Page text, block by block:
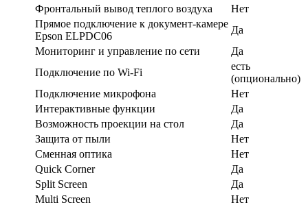
Фронтальный вывод теплого воздуха
Нет
Прямое подключение к документ-камере
Epson ELPDC06
Да
Мониторинг и управление по сети
Да
Подключение по Wi-Fi
есть
(опционально)
Подключение микрофона
Нет
Интерактивные функции
Да
Возможность проекции на стол
Да
Защита от пыли
Нет
Сменная оптика
Нет
Quick Corner
Да
Split Screen
Да
Multi Screen
Нет